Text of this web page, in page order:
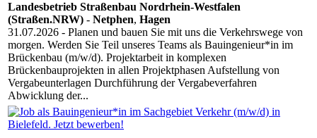
Landesbetrieb Straßenbau Nordrhein-Westfalen
(Straßen.NRW) - Netphen, Hagen
31.07.2026 - Planen und bauen Sie mit uns die Verkehrswege von
morgen. Werden Sie Teil unseres Teams als Bauingenieur*in im
Brückenbau (m/w/d). Projektarbeit in komplexen
Brückenbauprojekten in allen Projektphasen Aufstellung von
Vergabeunterlagen Durchführung der Vergabeverfahren
Abwicklung der...